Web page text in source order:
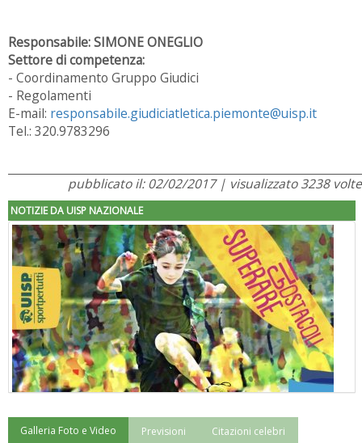
Responsabile:SIMONE ONEGLIO
Settore di competenza:
- Coordinamento Gruppo Giudici
- Regolamenti
E-mail: responsabile.giudiciatletica.piemonte@uisp.it
Tel.: 320.9783296
pubblicato il: 02/02/2017 | visualizzato 3238 volte
NOTIZIE DA UISP NAZIONALE
"Superare gli ostacoli": la relazione di Tiziano Pesce al CN Uisp
Galleria Foto e Video Previsioni Citazioni celebri